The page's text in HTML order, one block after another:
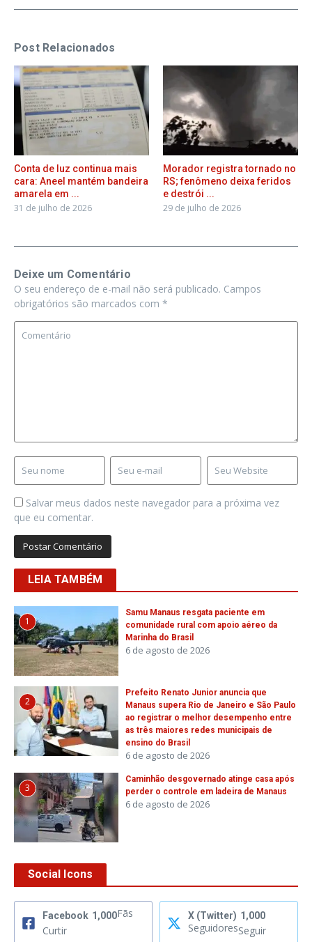
Post Relacionados
Conta de luz continua mais
cara: Aneel mantém bandeira
amarela em ...
31 de julho de 2026
Morador registra tornado no
RS; fenômeno deixa feridos
e destrói ...
29 de julho de 2026
Deixe um Comentário
O seu endereço de e-mail não será publicado. Campos
obrigatórios são marcados com *
Salvar meus dados neste navegador para a próxima vez
que eu comentar.
LEIA TAMBÉM
1
Samu Manaus resgata paciente em
comunidade rural com apoio aéreo da
Marinha do Brasil
6 de agosto de 2026
2
Prefeito Renato Junior anuncia que
Manaus supera Rio de Janeiro e São Paulo
ao registrar o melhor desempenho entre
as três maiores redes municipais de
ensino do Brasil
6 de agosto de 2026
3
Caminhão desgovernado atinge casa após
perder o controle em ladeira de Manaus
6 de agosto de 2026
Social Icons
Facebook 1,000Fãs
Curtir
X (Twitter) 1,000
SeguidoresSeguir